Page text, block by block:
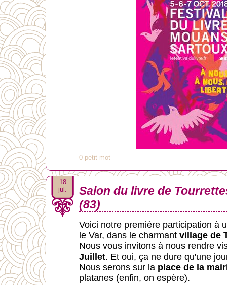
0 petit mot
18
jul.
Salon du livre de
(83)
Voici notre première participation à
le Var, dans le charmant village de
Nous vous invitons à nous rendre
Juillet. Et oui, ça ne dure qu'une
Nous serons sur la place de la
platanes (enfin, on espère).